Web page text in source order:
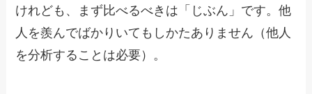
けれども、まず比べるべきは「じぶん」です。他
人を羨んでばかりいてもしかたありません（他人
を分析することは必要）。